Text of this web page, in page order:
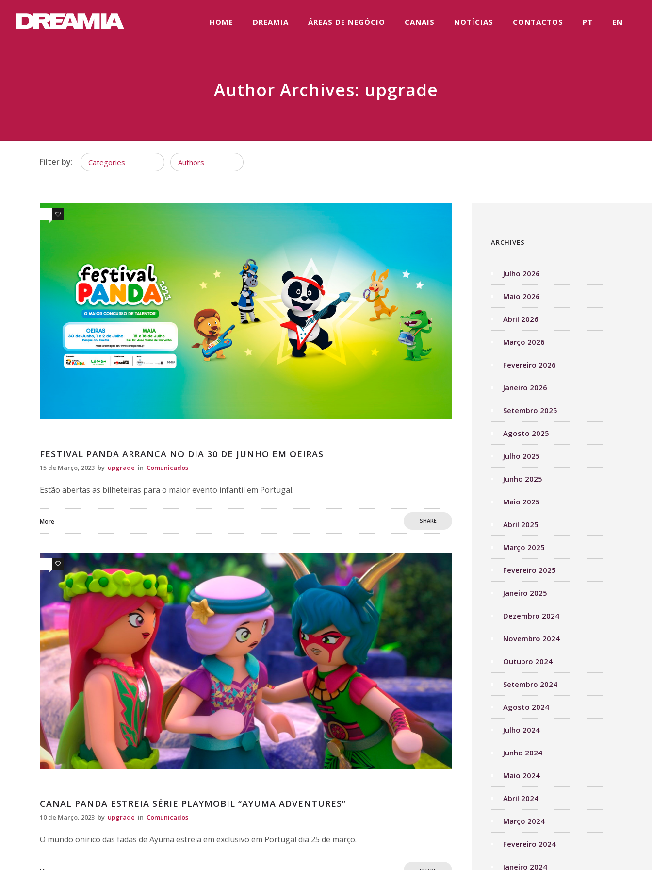
HOME DREAMIA ÁREAS DE NEGÓCIO CANAIS NOTÍCIAS CONTACTOS PT EN
Author Archives: upgrade
Filter by: Categories Authors
0
FESTIVAL PANDA ARRANCA NO DIA 30 DE JUNHO EM OEIRAS
15 de Março, 2023 by upgrade in Comunicados
Estão abertas as bilheteiras para o maior evento infantil em Portugal.
More SHARE
0
CANAL PANDA ESTREIA SÉRIE PLAYMOBIL “AYUMA ADVENTURES”
10 de Março, 2023 by upgrade in Comunicados
O mundo onírico das fadas de Ayuma estreia em exclusivo em Portugal dia 25 de março.
ARCHIVES
Julho 2026
Maio 2026
Abril 2026
Março 2026
Fevereiro 2026
Janeiro 2026
Setembro 2025
Agosto 2025
Julho 2025
Junho 2025
Maio 2025
Abril 2025
Março 2025
Fevereiro 2025
Janeiro 2025
Dezembro 2024
Novembro 2024
Outubro 2024
Setembro 2024
Agosto 2024
Julho 2024
Junho 2024
Maio 2024
Abril 2024
Março 2024
Fevereiro 2024
Janeiro 2024